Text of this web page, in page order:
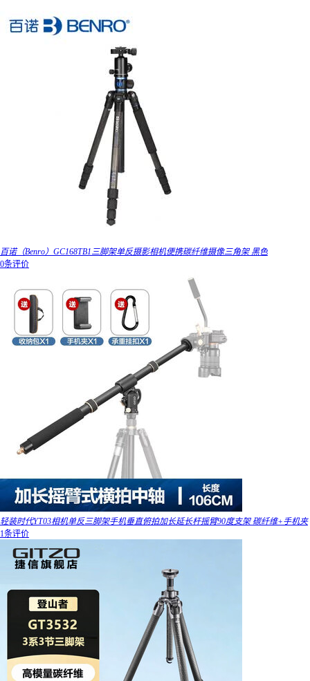
百诺（Benro）GC168TB1三脚架单反摄影相机便携碳纤维摄像三角架 黑色
0条评价
轻装时代YT03相机单反三脚架手机垂直俯拍加长延长杆摇臂90度支架 碳纤维+手机夹
1条评价